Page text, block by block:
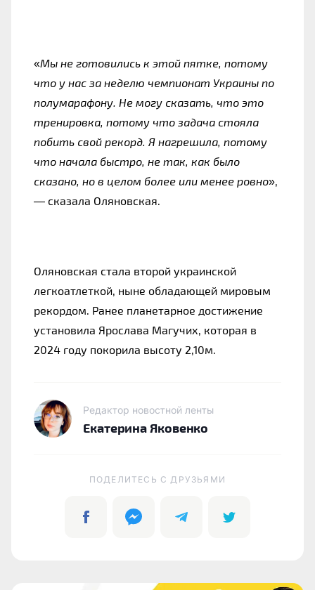
«Мы не готовились к этой пятке, потому
что у нас за неделю чемпионат Украины по
полумарафону. Не могу сказать, что это
тренировка, потому что задача стояла
побить свой рекорд. Я нагрешила, потому
что начала быстро, не так, как было
сказано, но в целом более или менее ровно»,
— сказала Оляновская.
Оляновская стала второй украинской
легкоатлеткой, ныне обладающей мировым
рекордом. Ранее планетарное достижение
установила Ярослава Магучих, которая в
2024 году покорила высоту 2,10м.
Редактор новостной ленты
Екатерина Яковенко
ПОДЕЛИТЕСЬ C ДРУЗЬЯМИ